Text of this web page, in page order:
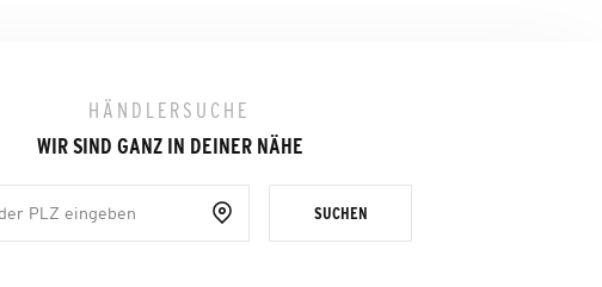
HÄNDLERSUCHE
WIR SIND GANZ IN DEINER NÄHE
SUCHEN